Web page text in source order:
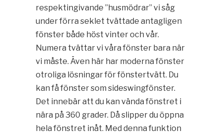
respektingivande ”husmödrar” vi såg
under förra seklet tvättade antagligen
fönster både höst vinter och vår.
Numera tvättar vi våra fönster bara när
vi måste. Även här har moderna fönster
otroliga lösningar för fönstertvätt. Du
kan få fönster som sideswingfönster.
Det innebär att du kan vända fönstret i
nära på 360 grader. Då slipper du öppna
hela fönstret inåt. Med denna funktion